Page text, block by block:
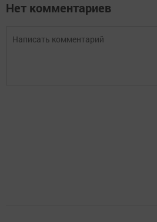
Нет комментариев